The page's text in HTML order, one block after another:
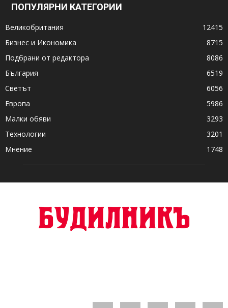
ПОПУЛЯРНИ КАТЕГОРИИ
Великобритания
12415
Бизнес и Икономика
8715
Подбрани от редактора
8086
България
6519
Светът
6056
Европа
5986
Малки обяви
3293
Технологии
3201
Мнение
1748